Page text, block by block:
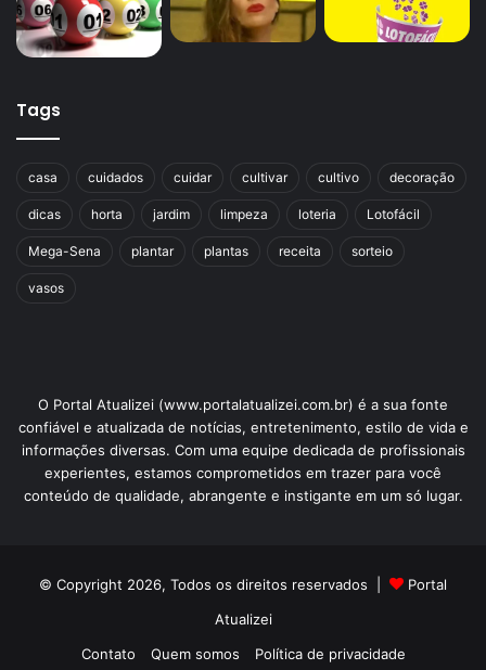
Tags
casa cuidados cuidar cultivar cultivo decoração
dicas horta jardim limpeza loteria Lotofácil
Mega-Sena plantar plantas receita sorteio
vasos
O Portal Atualizei (www.portalatualizei.com.br) é a sua fonte
confiável e atualizada de notícias, entretenimento, estilo de vida e
informações diversas. Com uma equipe dedicada de profissionais
experientes, estamos comprometidos em trazer para você
conteúdo de qualidade, abrangente e instigante em um só lugar.
© Copyright 2026, Todos os direitos reservados |
Portal
Atualizei
Contato
Quem somos Política de privacidade